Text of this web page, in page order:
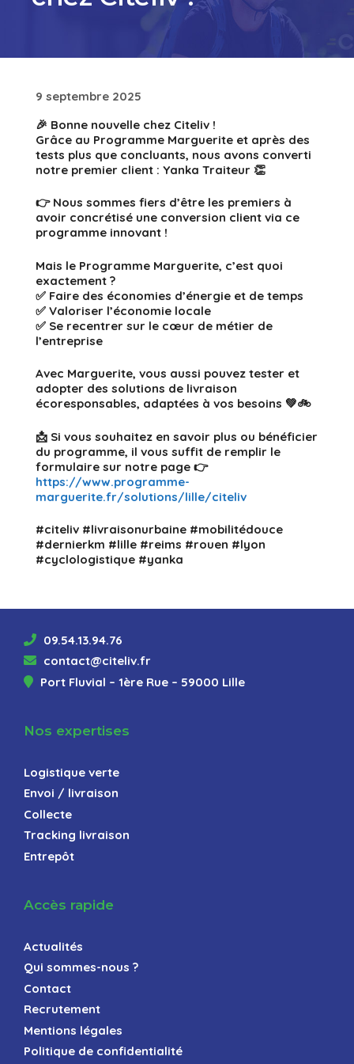
9 septembre 2025
🎉 Bonne nouvelle chez Citeliv !
Grâce au Programme Marguerite et après des
tests plus que concluants, nous avons converti
notre premier client : Yanka Traiteur 👏
👉 Nous sommes fiers d’être les premiers à
avoir concrétisé une conversion client via ce
programme innovant !
Mais le Programme Marguerite, c’est quoi
exactement ?
✅ Faire des économies d’énergie et de temps
✅ Valoriser l’économie locale
✅ Se recentrer sur le cœur de métier de
l’entreprise
Avec Marguerite, vous aussi pouvez tester et
adopter des solutions de livraison
écoresponsables, adaptées à vos besoins 💚🚲
📩 Si vous souhaitez en savoir plus ou bénéficier
du programme, il vous suffit de remplir le
formulaire sur notre page 👉
https://www.programme-
marguerite.fr/solutions/lille/citeliv
#citeliv #livraisonurbaine #mobilitédouce
#dernierkm #lille #reims #rouen #lyon
#cyclologistique #yanka
09.54.13.94.76
contact@citeliv.fr
Port Fluvial – 1ère Rue – 59000 Lille
Nos expertises
Logistique verte
Envoi / livraison
Collecte
Tracking livraison
Entrepôt
Accès rapide
Actualités
Qui sommes-nous ?
Contact
Recrutement
Mentions légales
Politique de confidentialité